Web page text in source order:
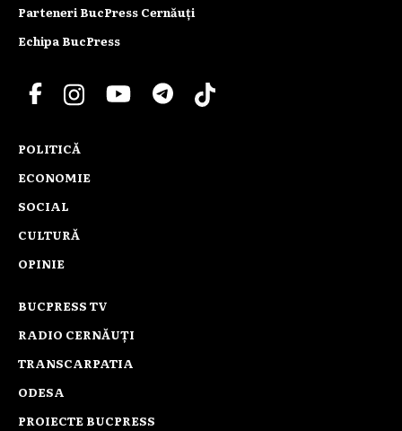
Parteneri BucPress Cernăuți
Echipa BucPress
POLITICĂ
ECONOMIE
SOCIAL
CULTURĂ
OPINIE
BUCPRESS TV
RADIO CERNĂUȚI
TRANSCARPATIA
ODESA
PROIECTE BUCPRESS